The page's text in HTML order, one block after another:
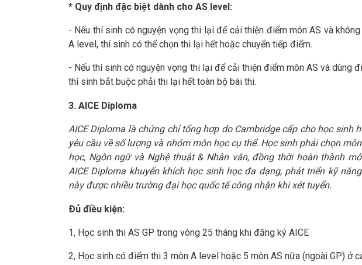
* Quy định đặc biệt dành cho AS level:
- Nếu thí sinh có nguyện vọng thi lại để cải thiện điểm môn AS và
A level, thí sinh có thể chọn thi lại hết hoặc chuyển tiếp điểm.
- Nếu thí sinh có nguyện vọng thi lại để cải thiện điểm môn AS và dùng
thí sinh bắt buộc phải thi lại hết toàn bộ bài thi.
3. AICE Diploma
AICE Diploma là chứng chỉ tổng hợp do Cambridge cấp cho học sinh
yêu cầu về số lượng và nhóm môn học cụ thể. Học sinh phải chọn
học, Ngôn ngữ và Nghệ thuật & Nhân văn, đồng thời hoàn thành
AICE Diploma khuyến khích học sinh học đa dạng, phát triển kỹ
này được nhiều trường đại học quốc tế công nhận khi xét tuyển.
Đủ điều kiện:
1, Học sinh thi AS GP trong vòng 25 tháng khi đăng ký AICE
2, Học sinh có điểm thi 3 môn A level hoặc 5 môn AS nữa (ngoài GP) ở